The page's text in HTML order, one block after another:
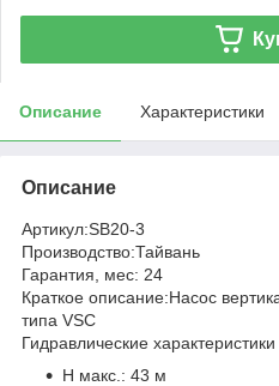
Описание Характеристики
Описание
Артикул:SB20-3
Производство:Тайвань
Гарантия, мес: 24
Краткое описание:Насос
типа VSC
Гидравлические характеристики
H макс.: 43 м